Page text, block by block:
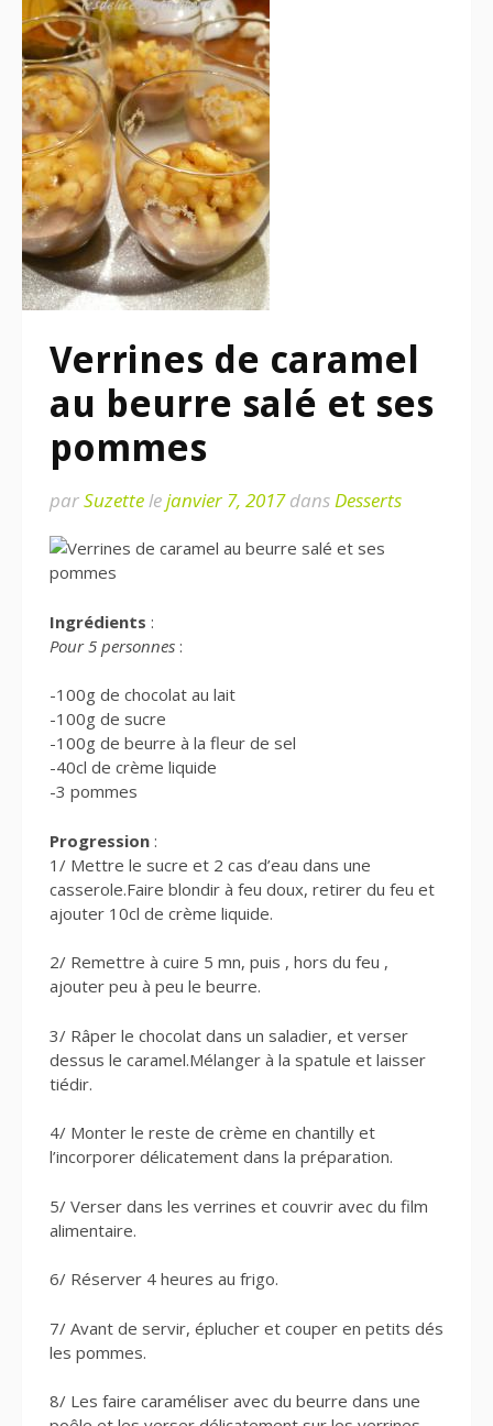
Verrines de caramel
au beurre salé et ses
pommes
parSuzettelejanvier 7, 2017dansDesserts
Ingrédients :
Pour 5 personnes :
-100g de chocolat au lait
-100g de sucre
-100g de beurre à la fleur de sel
-40cl de crème liquide
-3 pommes
Progression :
1/ Mettre le sucre et 2 cas d’eau dans une
casserole.Faire blondir à feu doux, retirer du feu et
ajouter 10cl de crème liquide.
2/ Remettre à cuire 5 mn, puis , hors du feu ,
ajouter peu à peu le beurre.
3/ Râper le chocolat dans un saladier, et verser
dessus le caramel.Mélanger à la spatule et laisser
tiédir.
4/ Monter le reste de crème en chantilly et
l’incorporer délicatement dans la préparation.
5/ Verser dans les verrines et couvrir avec du film
alimentaire.
6/ Réserver 4 heures au frigo.
7/ Avant de servir, éplucher et couper en petits dés
les pommes.
8/ Les faire caraméliser avec du beurre dans une